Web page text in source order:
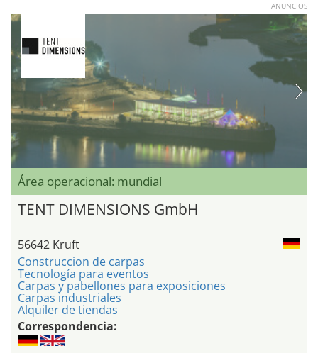
ANUNCIOS
Área operacional: mundial
TENT DIMENSIONS GmbH
56642 Kruft
Construccion de carpas
Tecnología para eventos
Carpas y pabellones para exposiciones
Carpas industriales
Alquiler de tiendas
Correspondencia: